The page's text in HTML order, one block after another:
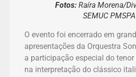
Fotos:Raíra Morena/
SEMUC PMSPA
O evento foi encerrado em
apresentações da Orquestra
a participação especial do
na interpretação do clássico